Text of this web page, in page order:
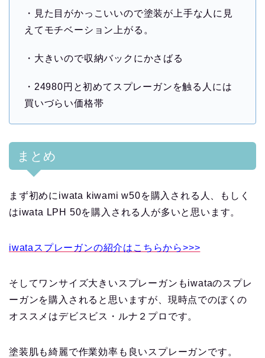
・見た目がかっこいいので塗装が上手な人に見
えてモチベーション上がる。
・大きいので収納バックにかさばる
・24980円と初めてスプレーガンを触る人には
買いづらい価格帯
まとめ
まず初めにiwata kiwami w50を購入される人、もしく
はiwata LPH 50を購入される人が多いと思います。
iwataスプレーガンの紹介はこちらから>>>
そしてワンサイズ大きいスプレーガンもiwataのスプレ
ーガンを購入されると思いますが、現時点でのぼくの
オススメはデビスビス・ルナ２プロです。
塗装肌も綺麗で作業効率も良いスプレーガンです。